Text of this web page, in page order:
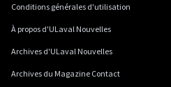
Conditions générales d'utilisation
À propos d'ULaval Nouvelles
Archives d'ULaval Nouvelles
Archives du Magazine Contact